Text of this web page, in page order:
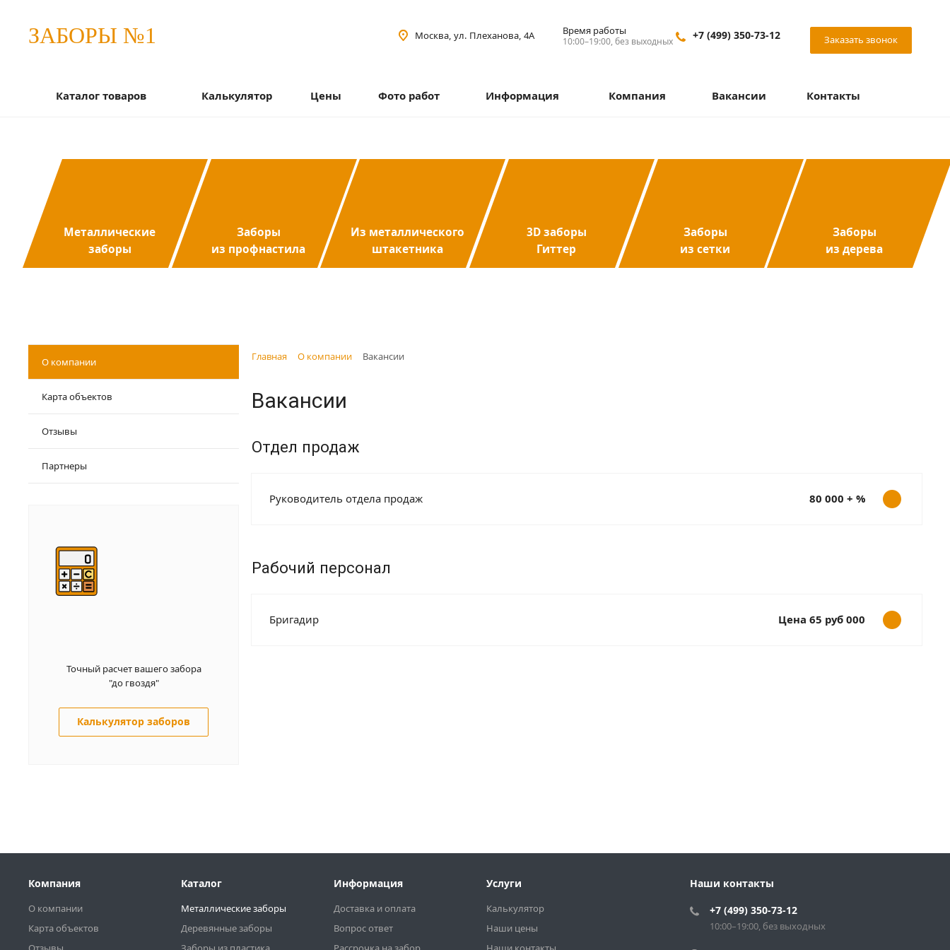
ЗАБОРЫ №1 Время работы
10:00–19:00, без выходных +7 (499) 350-73-12 Заказать звонок
Москва, ул. Плеханова, 4А
Каталог товаров Калькулятор Цены Фото работ Информация Компания Вакансии Контакты
Металлические
заборы
Заборы
из профнастила
Из металлического
штакетника
3D заборы
Гиттер
Заборы
из сетки
Заборы
из дерева
Главная О компании Вакансии
Вакансии
Отдел продаж
Руководитель отдела продаж 80 000 + %
Рабочий персонал
Бригадир Цена 65 руб 000
О компании
Карта объектов
Отзывы
Партнеры
Точный расчет вашего забора
"до гвоздя"
Калькулятор заборов
Компания
О компании
Карта объектов
Каталог
Металлические заборы
Деревянные заборы
Информация
Доставка и оплата
Вопрос ответ
Услуги
Калькулятор
Наши цены
Наши контакты
+7 (499) 350-73-12
10:00–19:00, без выходных